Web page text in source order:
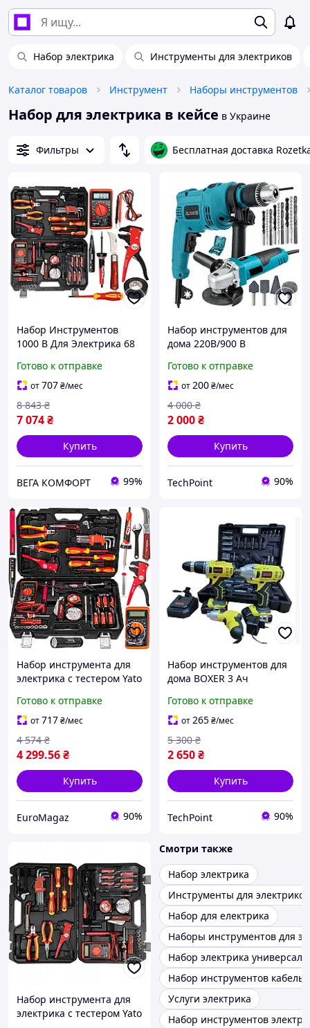
Набор электрика Инструменты для электриков
Каталог товаров Инструмент Наборы инструментов
Набор для электрика в кейсе в Украине
Фильтры Бесплатная доставка
Набор Инструментов
1000 В Для Электрика 68
Готово к отправке
от707₴/мес
7 074₴
8 843 ₴
Купить
ВЕГА КОМФОРТ 99%
Набор инструментов для
дома 220В/900 В
Инструменты в кейсе
Многофункциональный
набор инструментов
Готово к отправке
от200₴/мес
2 000₴
4 000 ₴
Купить
TechPoint 90%
Набор инструмента для
электрика с тестером Yato
кейсе
Готово к отправке
от717₴/мес
4 299.56₴
4 574 ₴
Купить
EuroMagaz 90%
Набор инструментов для
дома BOXER 3 Ач
элкктроинструмент24 В
Профессиональный
комплект
электроинструментов в
кейсе
Готово к отправке
от265₴/мес
2 650₴
5 300 ₴
Купить
TechPoint 90%
Набор инструмента для
электрика с тестером Yato
Смотри также
Набор электрика
Инструменты для электриков
Набор для електрика
Наборы инструментов для
Набор электрика
Набор инструментов
Услуги электрика
Набор инструментов